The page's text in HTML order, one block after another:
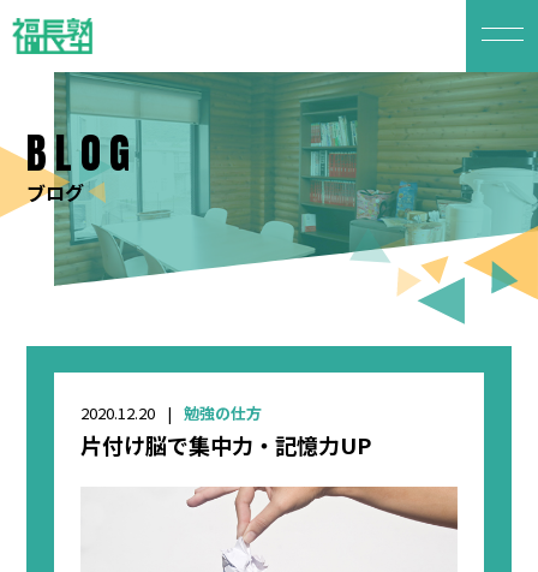
BLOG
ブログ
2020.12.20 勉強の仕方
片付け脳で集中力・記憶力UP